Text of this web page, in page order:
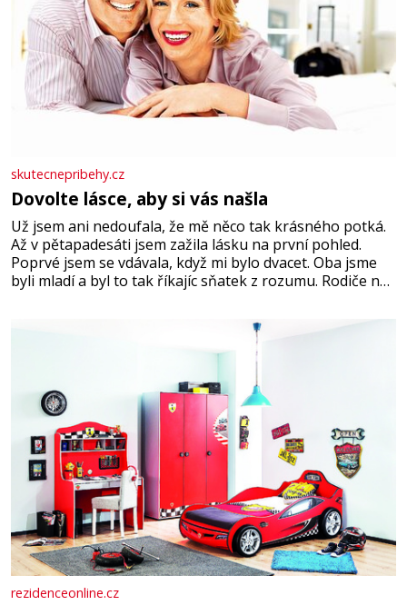
skutecnepribehy.cz
Dovolte lásce, aby si vás našla
Už jsem ani nedoufala, že mě něco tak krásného potká.
Až v pětapadesáti jsem zažila lásku na první pohled.
Poprvé jsem se vdávala, když mi bylo dvacet. Oba jsme
byli mladí a byl to tak říkajíc sňatek z rozumu. Rodiče nás
Manželství nám oběma moc nesvědčilo, brzy jsme zjistili,
rezidenceonline.cz